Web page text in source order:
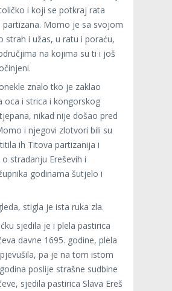
i koji se potkraj rata
Momo je sa svojom
strah i užas, u ratu i poraću,
na kojima su ti i još
znalo tko je zaklao
oca i strica i kongorskog
nikad nije došao pred
i njegovi zlotvori bili su
ih Titova partizanija i
stradanju Ereševih i
godinama šutjelo i
stigla je ista ruka zla.
sjedila je i plela pastirica
davne 1695. godine, plela
pa je na tom istom
poslije strašne sudbine
sjedila pastirica Slava Ereš